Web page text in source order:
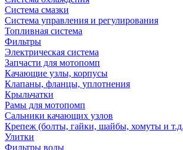
Система смазки
Система управления и регулирования
Топливная система
Фильтры
Электрическая система
Запчасти для мотопомп
Качающие узлы, корпусы
Клапаны, фланцы, уплотнения
Крыльчатки
Рамы для мотопомп
Сальники качающих узлов
Крепеж (болты, гайки, шайбы, хомуты и
Улитки
Фильтры воды